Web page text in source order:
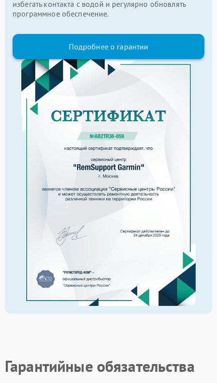
избегать контакта с водой и регулярно обновлять
программное обеспечение.
Подробнее о гарантии
Гарантийные обязательства